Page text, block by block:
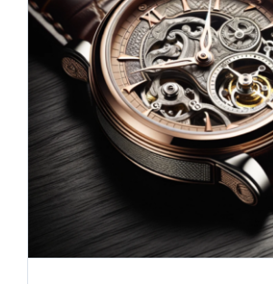
Onze horloges
Directie
Nederlands